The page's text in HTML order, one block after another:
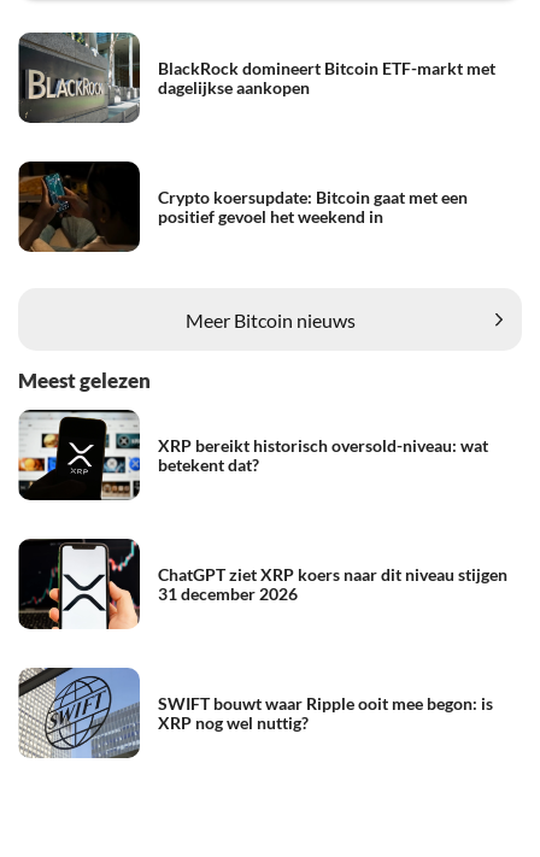
BlackRock domineert Bitcoin ETF-markt met
dagelijkse aankopen
Crypto koersupdate: Bitcoin gaat met een
positief gevoel het weekend in
Meer Bitcoin nieuws
Meest gelezen
XRP bereikt historisch oversold-niveau: wat
betekent dat?
ChatGPT ziet XRP koers naar dit niveau stijgen
31 december 2026
SWIFT bouwt waar Ripple ooit mee begon: is
XRP nog wel nuttig?